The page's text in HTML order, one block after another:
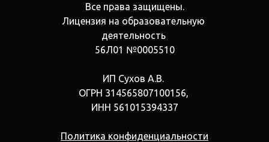
Все права защищены.
Лицензия на образовательную
деятельность
56Л01 №0005510
ИП Сухов А.В.
ОГРН 314565807100156,
ИНН 561015394337
Политика конфиденциальности